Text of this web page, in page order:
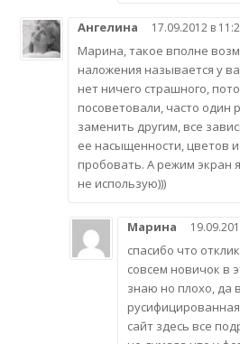
Ангелина 17.09.2012 в
Марина, такое вполне
наложения называется у
нет ничего страшного,
посоветовали, часто один
заменить другим, все
ее насыщенности, цветов
пробовать. А режим экран
не использую)))
Марина
спасибо что
совсем новичок в
знаю но плохо, да
сайт здесь все